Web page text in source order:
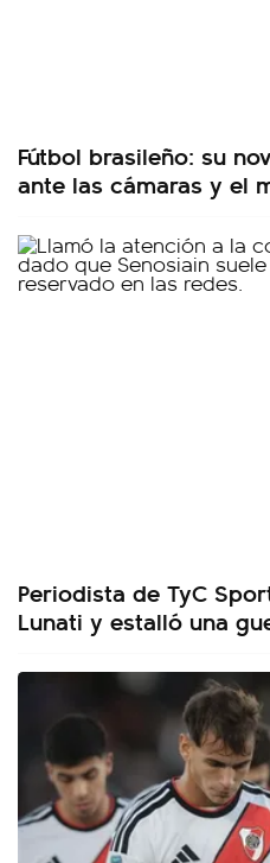
Fútbol brasileño: su
ante las cámaras y el
Periodista de TyC
Lunati y estalló una